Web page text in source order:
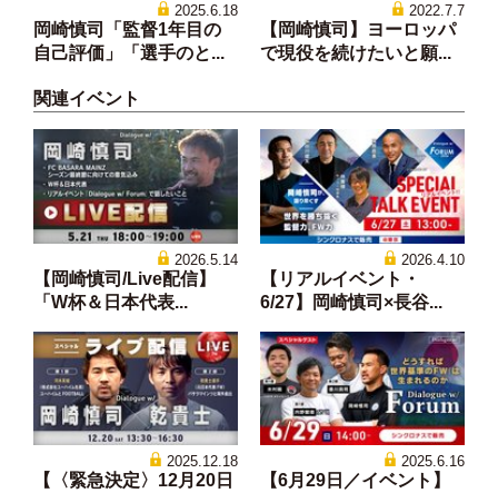
2025.6.18
岡崎慎司「監督1年目の
自己評価」「選手のと...
2022.7.7
【岡崎慎司】ヨーロッパ
で現役を続けたいと願...
関連イベント
2026.5.14
【岡崎慎司/Live配信】
「W杯＆日本代表...
2026.4.10
【リアルイベント・
6/27】岡崎慎司×長谷...
2025.12.18
【〈緊急決定〉12月20日
2025.6.16
【6月29日／イベント】